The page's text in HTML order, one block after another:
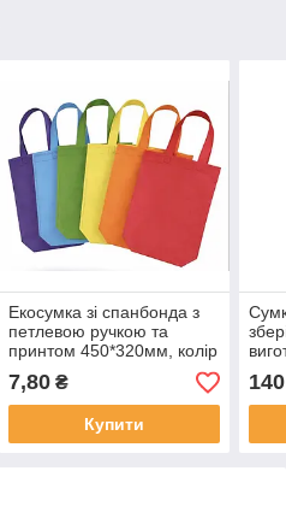
Екосумка зі спанбонда з
петлевою ручкою та
принтом 450*320мм, колір
в асортименті
7,80₴
Купити
140